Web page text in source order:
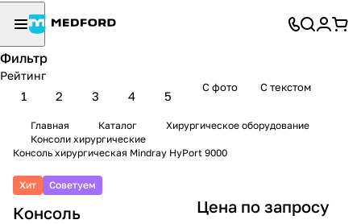
Фильтр
Рейтинг
1 2 3 4 5
С фото С текстом
Главная Каталог
Хирургическое оборудование
Консоли хирургические
Консоль хирургическая Mindray HyPort 9000
Хит Советуем
Консоль
Цена по запросу